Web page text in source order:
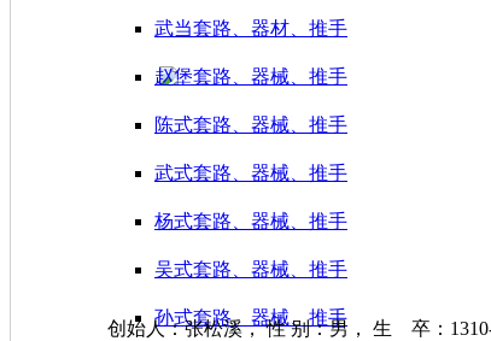
武当套路、器材、推手
赵堡套路、器械、推手
陈式套路、器械、推手
武式套路、器械、推手
杨式套路、器械、推手
吴式套路、器械、推手
孙式套路、器械、推手
创始人：张松溪， 性 别：男， 生 卒：